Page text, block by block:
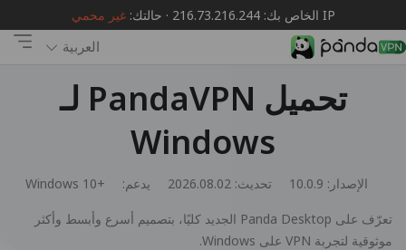
IP الخاص بك: 216.73.216.244 · حالتك: غير محمي
العربية
تحميل PandaVPN لـ
Windows
الإصدار: 10.0.9 تحديث: 2026.08.02 يدعم: Windows 10+
تعرّف على Panda Desktop الجديد كليًا، بتصميم أسرع وأبسط وأكثر
موثوقية لتجربة VPN على Windows.